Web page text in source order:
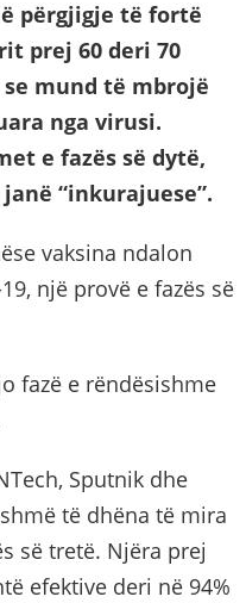
përgjigje të fortë
prej 60 deri 70
mund të mbrojë
nga virusi.
e fazës së dytë,
“inkurajuese”.
vaksina ndalon
një provë e fazës së
fazë e rëndësishme
Sputnik dhe
të dhëna të mira
së tretë. Njëra prej
efektive deri në 94%